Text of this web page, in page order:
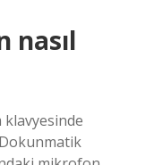
nasıl
klavyesinde